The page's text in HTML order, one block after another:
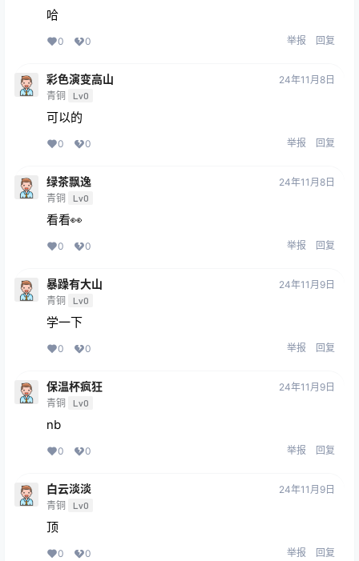
哈
0 0 举报 回复
彩色演变高山
青铜 Lv0
24年11月8日
可以的
0 0 举报 回复
绿茶飘逸
青铜 Lv0
24年11月8日
看看👀
0 0 举报 回复
暴躁有大山
青铜 Lv0
24年11月9日
学一下
0 0 举报 回复
保温杯疯狂
青铜 Lv0
24年11月9日
nb
0 0 举报 回复
白云淡淡
青铜 Lv0
24年11月9日
顶
0 0 举报 回复